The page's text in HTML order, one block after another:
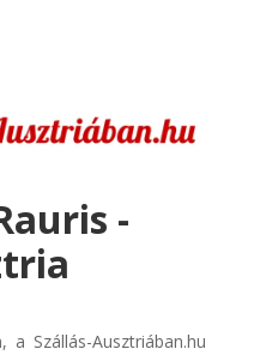
-
a Szállás-Ausztriában.hu